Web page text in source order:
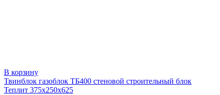
В корзину
Твинблок газоблок ТБ400 стеновой строительный блок
Теплит 375х250х625